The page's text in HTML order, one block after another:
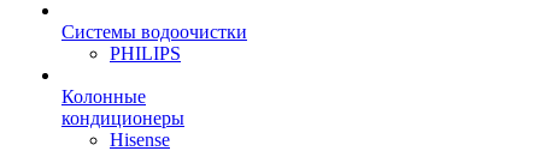
Системы водоочистки
PHILIPS
Колонные
кондиционеры
Hisense